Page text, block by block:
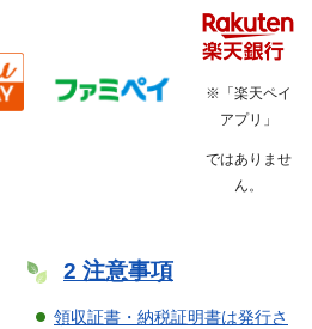
※「楽天ペイ
アプリ」
ではありませ
ん。
2 注意事項
領収証書・納税証明書は発行さ